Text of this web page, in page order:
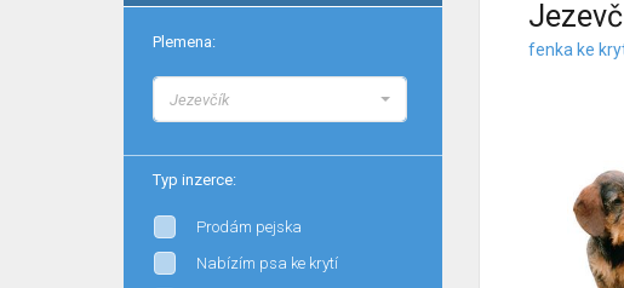
Plemena:
Jezevčík
Typ inzerce:
Prodám pejska
Nabízím psa ke krytí
fenka ke